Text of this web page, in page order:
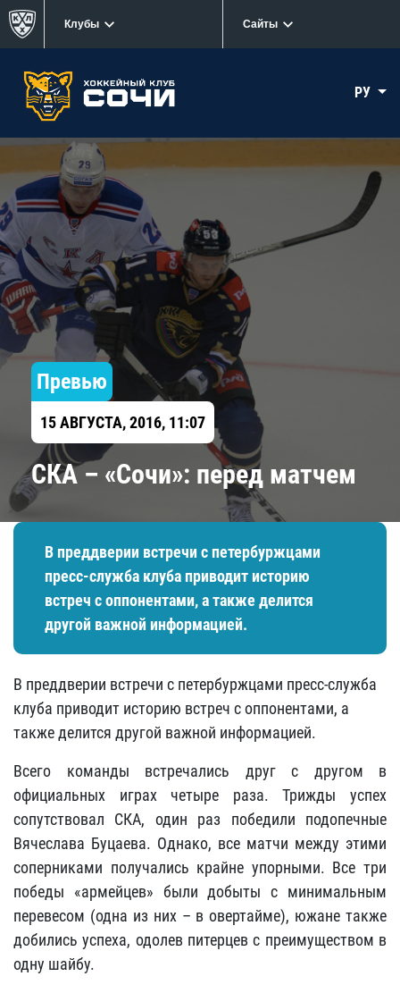
Клубы Сайты
РУ
Превью
15 АВГУСТА, 2016, 11:07
​СКА – «Сочи»: перед матчем
В преддверии встречи с петербуржцами
пресс-служба клуба приводит историю
встреч с оппонентами, а также делится
другой важной информацией.
В преддверии встречи с петербуржцами пресс-служба
клуба приводит историю встреч с оппонентами, а
также делится другой важной информацией.
Всего команды встречались друг с другом в
официальных играх четыре раза. Трижды успех
сопутствовал СКА, один раз победили подопечные
Вячеслава Буцаева. Однако, все матчи между этими
соперниками получались крайне упорными. Все три
победы «армейцев» были добыты с минимальным
перевесом (одна из них – в овертайме), южане также
добились успеха, одолев питерцев с преимуществом в
одну шайбу.